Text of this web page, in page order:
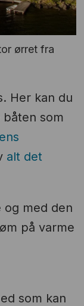
ørret fra
Her kan du
som
alt det
med den
på varme
som kan